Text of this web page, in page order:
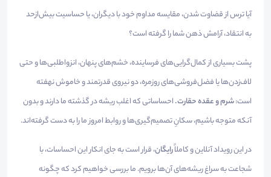
آیا ترس از قضاوت شدن، مقایسه مداوم خود با دیگران، یا حساسیت بیش‌ازحد
به انتقاد، آرامش ذهن شما را گرفته است؟
پشت بسیاری از کمال‌گرایی‌های فرساینده، خشم‌های پنهان، انزواطلبی‌ها و حتی
لاف‌زدن‌ها یا فضل‌فروشی‌های روزمره، دو نیروی قدرتمند و خاموش نهفته
است:شرم و عقده حقارت.احساساتی که اغلب ریشه در گذشته ما دارند و بدون
آنکه متوجه باشیم، سکانِ تصمیم‌گیری‌ها و روابط امروز ما را به دست گرفته‌اند.
در این رویداد آنلاین و کاملاًرایگان، قرار است به جای انکار این احساسات، با
شجاعت به سراغ ریشه‌های آن‌ها برویم. ما بررسی خواهیم کرد که چگونه